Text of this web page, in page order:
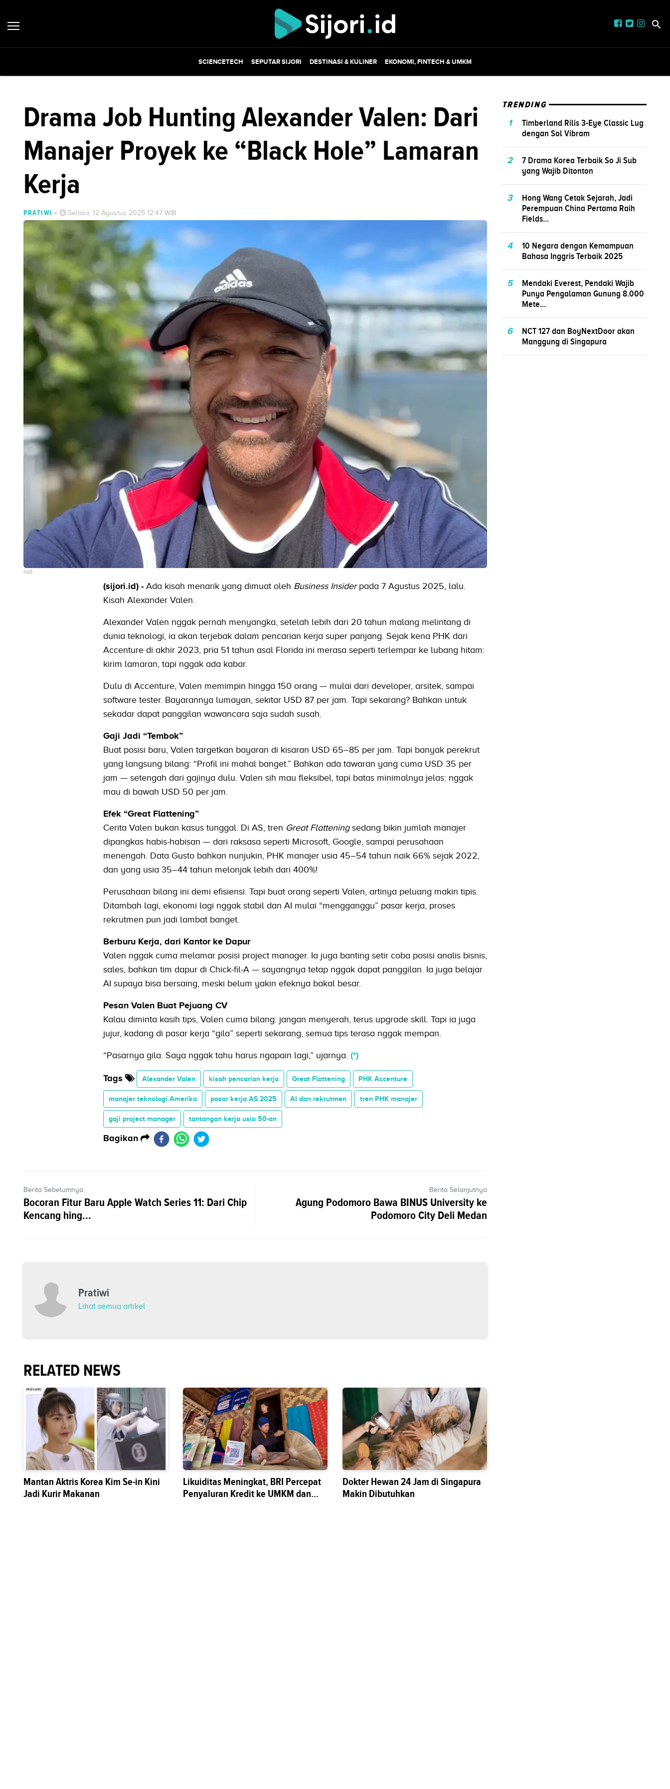
SCIENCETECH SEPUTAR SIJORI DESTINASI & KULINER EKONOMI, FINTECH & UMKM
Drama Job Hunting Alexander Valen: Dari
Manajer Proyek ke “Black Hole” Lamaran
Kerja
PRATIWI - Selasa, 12 Agustus 2025 12:47 WIB
null
(sijori.id) -Ada kisah menarik yang dimuat oleh Business Insiderpada 7 Agustus 2025, lalu.
Kisah Alexander Valen.
Alexander Valen nggak pernah menyangka, setelah lebih dari 20 tahun malang melintang di
dunia teknologi, ia akan terjebak dalam pencarian kerja super panjang. Sejak kena PHK dari
Accenture di akhir 2023, pria 51 tahun asal Florida ini merasa seperti terlempar ke lubang hitam:
kirim lamaran, tapi nggak ada kabar.
Dulu di Accenture, Valen memimpin hingga 150 orang — mulai dari developer, arsitek, sampai
software tester. Bayarannya lumayan, sekitar USD 87 per jam. Tapi sekarang? Bahkan untuk
sekadar dapat panggilan wawancara saja sudah susah.
Gaji Jadi “Tembok”
Buat posisi baru, Valen targetkan bayaran di kisaran USD 65–85 per jam. Tapi banyak perekrut
yang langsung bilang: “Profil ini mahal banget.” Bahkan ada tawaran yang cuma USD 35 per
jam — setengah dari gajinya dulu. Valen sih mau fleksibel, tapi batas minimalnya jelas: nggak
mau di bawah USD 50 per jam.
Efek “Great Flattening”
Cerita Valen bukan kasus tunggal. Di AS, tren Great Flatteningsedang bikin jumlah manajer
dipangkas habis-habisan — dari raksasa seperti Microsoft, Google, sampai perusahaan
menengah. Data Gusto bahkan nunjukin, PHK manajer usia 45–54 tahun naik 66% sejak 2022,
dan yang usia 35–44 tahun melonjak lebih dari 400%!
Perusahaan bilang ini demi efisiensi. Tapi buat orang seperti Valen, artinya peluang makin tipis.
Ditambah lagi, ekonomi lagi nggak stabil dan AI mulai “mengganggu” pasar kerja, proses
rekrutmen pun jadi lambat banget.
Berburu Kerja, dari Kantor ke Dapur
Valen nggak cuma melamar posisi project manager. Ia juga banting setir coba posisi analis bisnis,
sales, bahkan tim dapur di Chick-fil-A — sayangnya tetap nggak dapat panggilan. Ia juga belajar
AI supaya bisa bersaing, meski belum yakin efeknya bakal besar.
Pesan Valen Buat Pejuang CV
Kalau diminta kasih tips, Valen cuma bilang: jangan menyerah, terus upgrade skill. Tapi ia juga
jujur, kadang di pasar kerja “gila” seperti sekarang, semua tips terasa nggak mempan.
“Pasarnya gila. Saya nggak tahu harus ngapain lagi,” ujarnya. (*)
Tags Alexander Valen kisah pencarian kerja Great Flattening PHK Accenture
manajer teknologi Amerika pasar kerja AS 2025 AI dan rekrutmen tren PHK manajer
gaji project manager tantangan kerja usia 50-an
Bagikan
Berita Sebelumnya
Bocoran Fitur Baru Apple Watch Series 11: Dari Chip
Kencang hing...
Berita Selanjutnya
Agung Podomoro Bawa BINUS University ke
Podomoro City Deli Medan
Pratiwi
Lihat semua artikel
RELATED NEWS
Mantan Aktris Korea Kim Se-in Kini
Jadi Kurir Makanan
Likuiditas Meningkat, BRI Percepat
Penyaluran Kredit ke UMKM dan
Dokter Hewan 24 Jam di Singapura
Makin Dibutuhkan
TRENDING
1
Timberland Rilis 3-Eye Classic Lug
dengan Sol Vibram
2
7 Drama Korea Terbaik So Ji Sub
yang Wajib Ditonton
3
Hong Wang Cetak Sejarah, Jadi
Perempuan China Pertama Raih
Fields...
4
10 Negara dengan Kemampuan
Bahasa Inggris Terbaik 2025
5
Mendaki Everest, Pendaki Wajib
Punya Pengalaman Gunung 8.000
Mete...
6
NCT 127 dan BoyNextDoor akan
Manggung di Singapura